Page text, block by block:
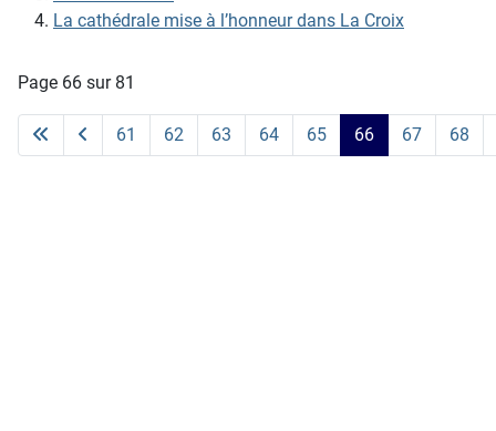
La cathédrale mise à l’honneur dans La Croix
Page 66 sur 81
61 62 63 64 65 66 67 68